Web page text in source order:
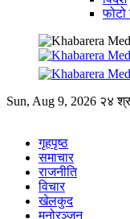
Sun, Aug 9, 2026 २४
गृहपृष्ठ
समाचार
राजनीति
विचार
खेलकुद
मनोरञ्जन